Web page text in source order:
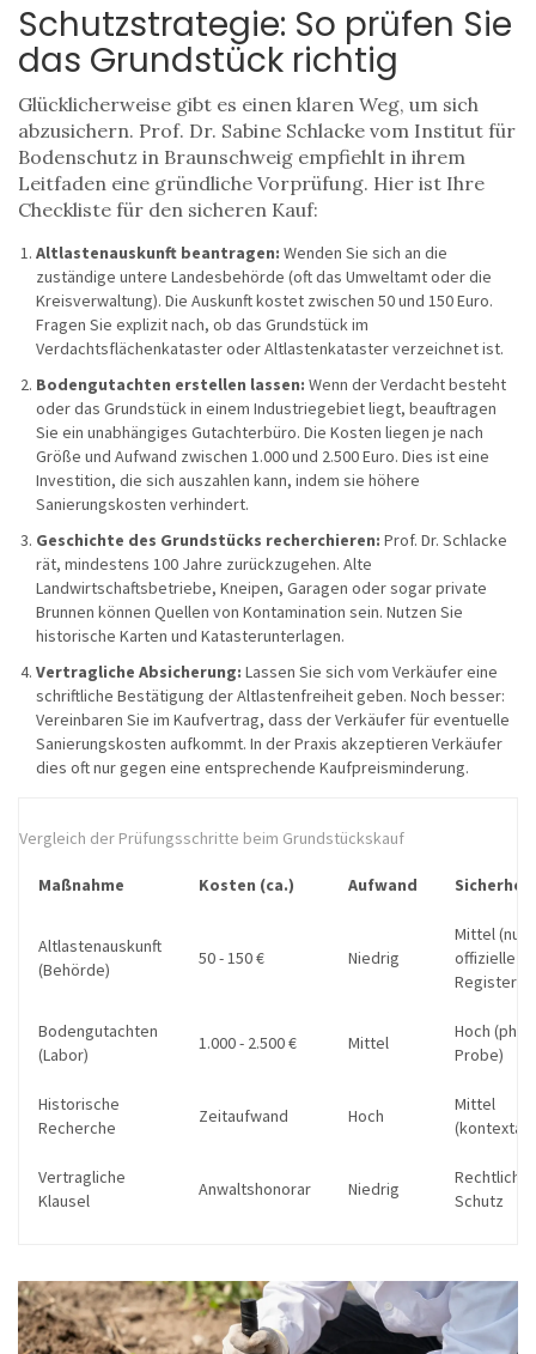
Schutzstrategie: So prüfen Sie
das Grundstück richtig
Glücklicherweise gibt es einen klaren Weg, um sich
abzusichern. Prof. Dr. Sabine Schlacke vom Institut für
Bodenschutz in Braunschweig empfiehlt in ihrem
Leitfaden eine gründliche Vorprüfung. Hier ist Ihre
Checkliste für den sicheren Kauf:
Altlastenauskunft beantragen: Wenden Sie sich an die
zuständige untere Landesbehörde (oft das Umweltamt oder die
Kreisverwaltung). Die Auskunft kostet zwischen 50 und 150 Euro.
Fragen Sie explizit nach, ob das Grundstück im
Verdachtsflächenkataster oder Altlastenkataster verzeichnet ist.
Bodengutachten erstellen lassen: Wenn der Verdacht besteht
oder das Grundstück in einem Industriegebiet liegt, beauftragen
Sie ein unabhängiges Gutachterbüro. Die Kosten liegen je nach
Größe und Aufwand zwischen 1.000 und 2.500 Euro. Dies ist eine
Investition, die sich auszahlen kann, indem sie höhere
Sanierungskosten verhindert.
Geschichte des Grundstücks recherchieren: Prof. Dr. Schlacke
rät, mindestens 100 Jahre zurückzugehen. Alte
Landwirtschaftsbetriebe, Kneipen, Garagen oder sogar private
Brunnen können Quellen von Kontamination sein. Nutzen Sie
historische Karten und Katasterunterlagen.
Vertragliche Absicherung: Lassen Sie sich vom Verkäufer eine
schriftliche Bestätigung der Altlastenfreiheit geben. Noch besser:
Vereinbaren Sie im Kaufvertrag, dass der Verkäufer für eventuelle
Sanierungskosten aufkommt. In der Praxis akzeptieren Verkäufer
dies oft nur gegen eine entsprechende Kaufpreisminderung.
Vergleich der Prüfungsschritte beim Grundstückskauf
Maßnahme Kosten (ca.) Aufwand Sicherheit
Altlastenauskunft
(Behörde)
50 - 150 € Niedrig
Mittel (nur
offizielle
Register)
Bodengutachten
(Labor)
1.000 - 2.500 € Mittel
Hoch
Probe)
Historische
Recherche
Zeitaufwand Hoch
Mittel
Vertragliche
Klausel
Anwaltshonorar Niedrig
Rechtlicher
Schutz